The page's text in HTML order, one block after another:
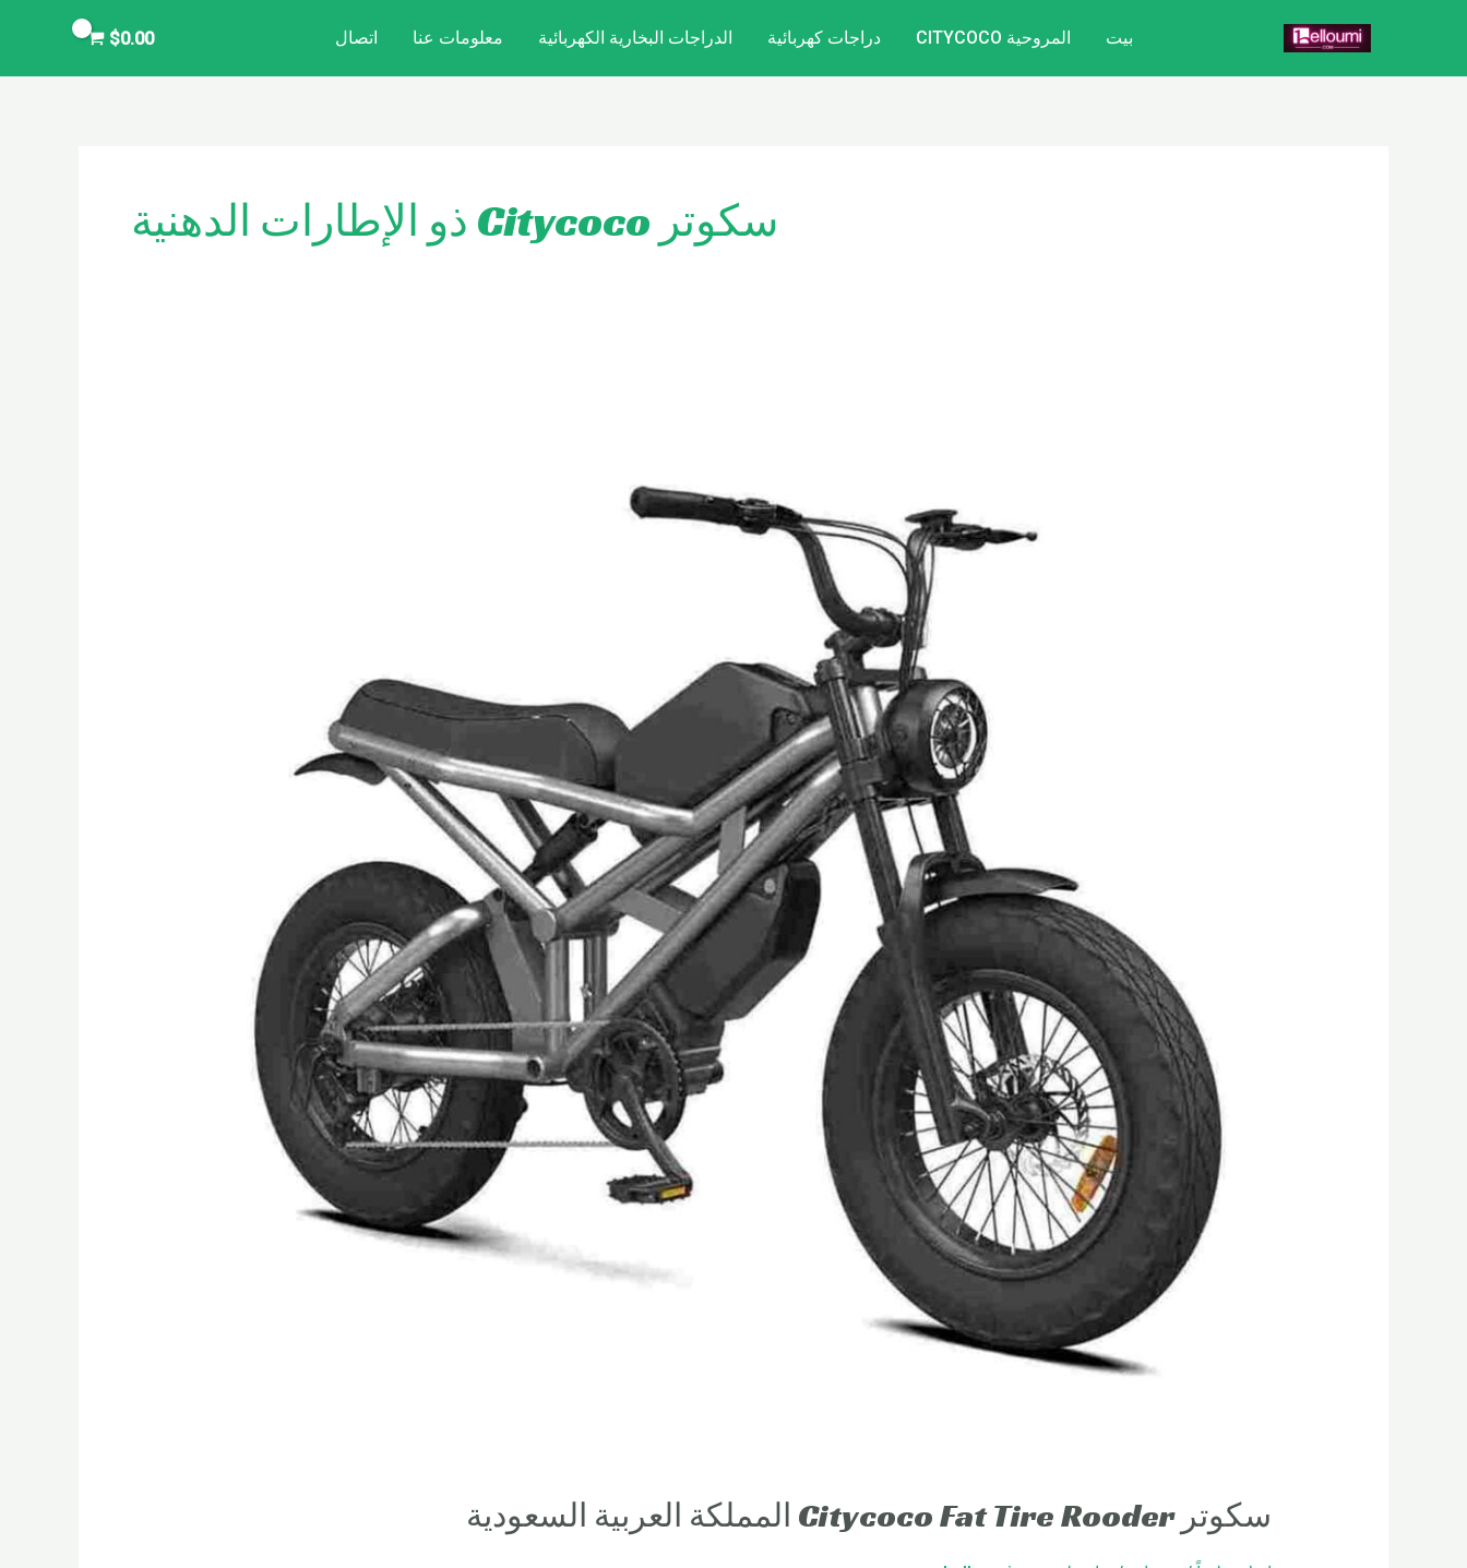
بيت المروحية CITYCOCO دراجات كهربائية الدراجات البخارية الكهربائية معلومات عنا اتصال $0.00
سكوتر Citycoco ذو الإطارات الدهنية
سكوتر Citycoco Fat Tire Rooder المملكة العربية السعودية